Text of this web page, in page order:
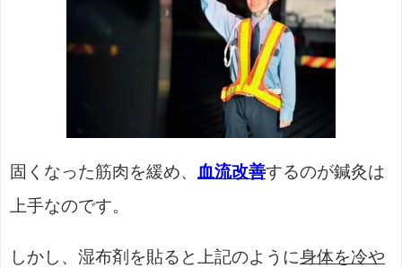
固くなった筋肉を緩め、 血流改善するのが鍼灸は
上手なのです。
しかし、湿布剤を貼ると上記のように身体を冷や